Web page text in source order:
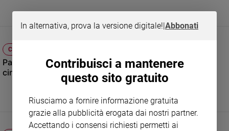
Parola
Santo
del
giorno
Ambiente
CHIESA
Papa Francesco, il "guerriero gentile" amato da tutti i
cinesi
In alternativa, prova la versione digitale!|Abbonati
Contribuisci a mantenere
questo sito gratuito
Riusciamo a fornire informazione gratuita
grazie alla pubblicità erogata dai nostri partner.
Accettando i consensi richiesti permetti ai